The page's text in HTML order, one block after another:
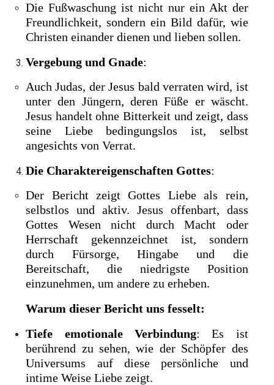
Die Fußwaschung ist nicht nur ein Akt der
Freundlichkeit, sondern ein Bild dafür, wie
Christen einander dienen und lieben sollen.
Vergebung und Gnade:
Auch Judas, der Jesus bald verraten wird, ist
unter den Jüngern, deren Füße er wäscht.
Jesus handelt ohne Bitterkeit und zeigt, dass
seine Liebe bedingungslos ist, selbst
angesichts von Verrat.
Die Charaktereigenschaften Gottes:
Der Bericht zeigt Gottes Liebe als rein,
selbstlos und aktiv. Jesus offenbart, dass
Gottes Wesen nicht durch Macht oder
Herrschaft gekennzeichnet ist, sondern
durch Fürsorge, Hingabe und die
Bereitschaft, die niedrigste Position
einzunehmen, um andere zu erheben.
Warum dieser Bericht uns fesselt:
Tiefe emotionale Verbindung: Es ist
berührend zu sehen, wie der Schöpfer des
Universums auf diese persönliche und
intime Weise Liebe zeigt.